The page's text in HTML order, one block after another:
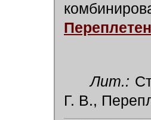
Лит.:
Г. В.,